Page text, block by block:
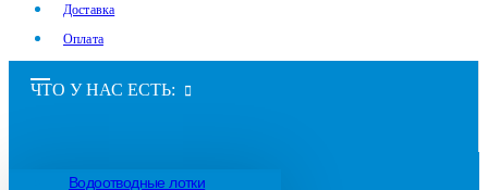
Доставка
Оплата
ЧТО У НАС ЕСТЬ:
Водоотводные лотки